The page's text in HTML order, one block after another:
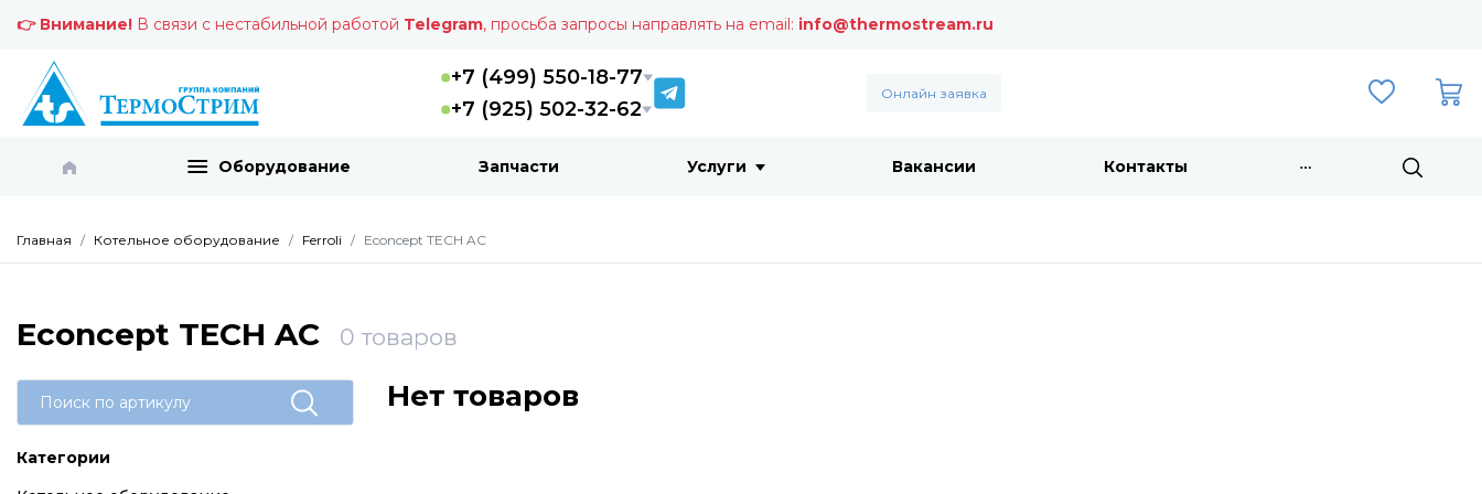
👉 Внимание! В связи с нестабильной работой Telegram, просьба запросы направлять на email: info@thermostream.ru
+7 (499) 550-18-77
+7 (925) 502-32-62
Онлайн заявка
Оборудование Запчасти Услуги Вакансии Контакты
Главная Котельное оборудование Ferroli Econcept TECH AC
Econcept TECH AC 0 товаров
Категории
Нет товаров